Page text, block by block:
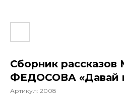
Сборник рассказов
ФЕДОСОВА «Давай
Артикул: 2008